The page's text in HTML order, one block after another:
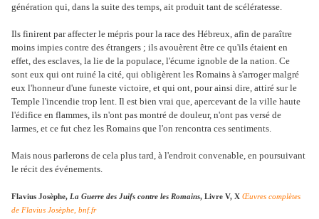
génération qui, dans la suite des temps, ait produit tant de scélératesse.
Ils finirent par affecter le mépris pour la race des Hébreux, afin de paraître
moins impies contre des étrangers ; ils avouèrent être ce qu'ils étaient en
effet, des esclaves, la lie de la populace, l'écume ignoble de la nation. Ce
sont eux qui ont ruiné la cité, qui obligèrent les Romains à s'arroger malgré
eux l'honneur d'une funeste victoire, et qui ont, pour ainsi dire, attiré sur le
Temple l'incendie trop lent. Il est bien vrai que, apercevant de la ville haute
l'édifice en flammes, ils n'ont pas montré de douleur, n'ont pas versé de
larmes, et ce fut chez les Romains que l'on rencontra ces sentiments.
Mais nous parlerons de cela plus tard, à l'endroit convenable, en poursuivant
le récit des événements.
Flavius Josèphe, La Guerre des Juifs contre les Romains, Livre V, X Œuvres complètes
de Flavius Josèphe, bnf.fr